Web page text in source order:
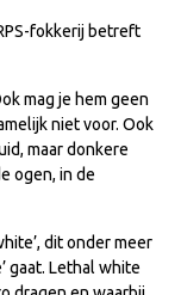
fokkerij betreft
mag je hem geen
niet voor. Ook
maar donkere
ogen, in de
dit onder meer
gaat. Lethal white